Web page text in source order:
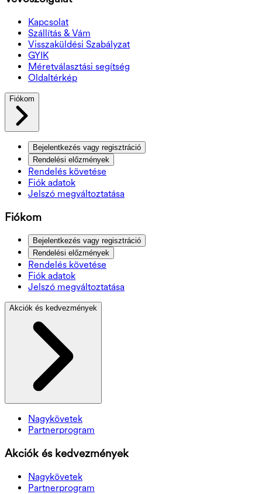
Kapcsolat
Szállítás & Vám
Visszaküldési Szabályzat
GYIK
Méretválasztási segítség
Oldaltérkép
Fiókom
Bejelentkezés vagy regisztráció
Rendelési előzmények
Rendelés követése
Fiók adatok
Jelszó megváltoztatása
Fiókom
Bejelentkezés vagy regisztráció
Rendelési előzmények
Rendelés követése
Fiók adatok
Jelszó megváltoztatása
Akciók és kedvezmények
Nagykövetek
Partnerprogram
Akciók és kedvezmények
Nagykövetek
Partnerprogram